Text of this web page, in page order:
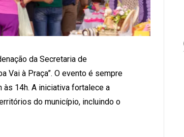
da Secretaria de
Vai à Praça”. O evento é sempre
14h. A iniciativa fortalece a
do município, incluindo o